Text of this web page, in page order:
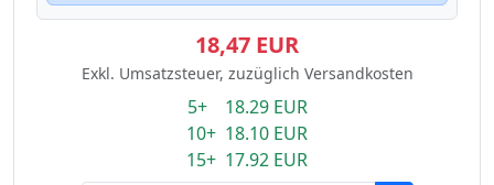
18,47 EUR
Exkl. Umsatzsteuer, zuzüglich Versandkosten
5+ 18.29 EUR
10+ 18.10 EUR
15+ 17.92 EUR